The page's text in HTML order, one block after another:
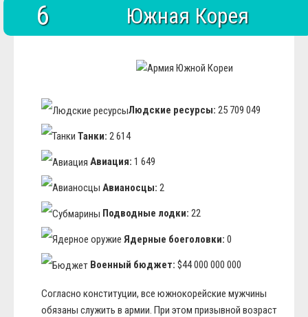
6 Южная Корея
Людские ресурсы: 25 709 049
Танки: 2 614
Авиация: 1 649
Авианосцы: 2
Подводные лодки: 22
Ядерные боеголовки: 0
Военный бюджет: $44 000 000 000
Согласно конституции, все южнокорейские мужчины
обязаны служить в армии. При этом призывной возраст